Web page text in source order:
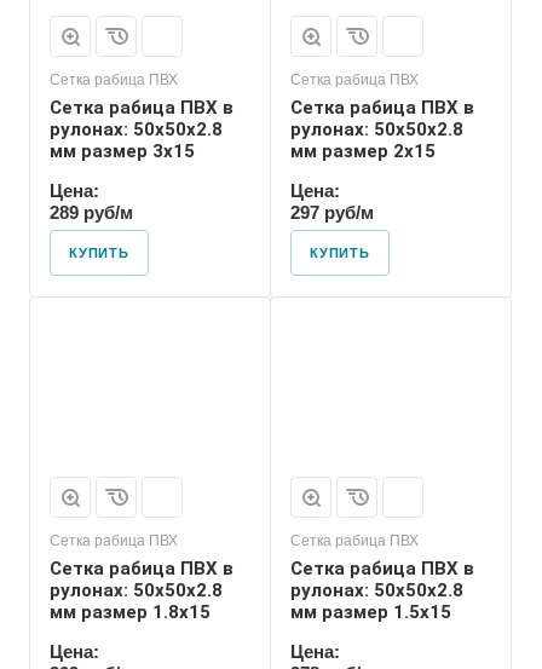
Сетка рабица ПВХ
Сетка рабица ПВХ в
рулонах: 50х50х2.8
мм размер 3х15
Цена:
289 руб/м
КУПИТЬ
Сетка рабица ПВХ
Сетка рабица ПВХ в
рулонах: 50х50х2.8
мм размер 2х15
Цена:
297 руб/м
КУПИТЬ
Сетка рабица ПВХ
Сетка рабица ПВХ в
рулонах: 50х50х2.8
мм размер 1.8х15
Цена:
Сетка рабица ПВХ
Сетка рабица ПВХ в
рулонах: 50х50х2.8
мм размер 1.5х15
Цена: